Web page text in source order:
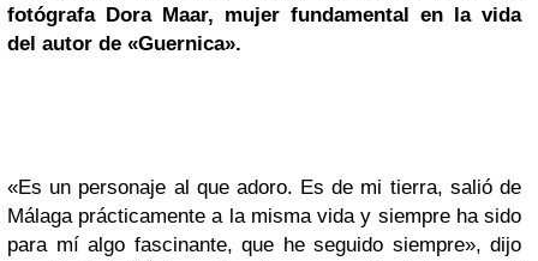
fotógrafa Dora Maar, mujer fundamental en la vida
del autor de «Guernica».
«Es un personaje al que adoro. Es de mi tierra, salió de
Málaga prácticamente a la misma vida y siempre ha sido
para mí algo fascinante, que he seguido siempre», dijo